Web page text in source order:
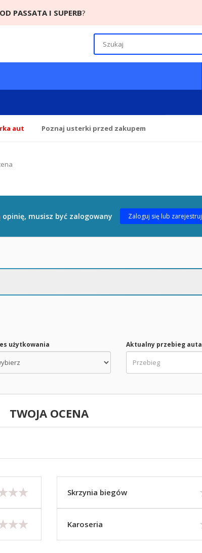
PASSATA I SUPERB?
aut Poznaj usterki przed zakupem
musisz być zalogowany Zaloguj się lub zarejestruj
użytkowania Aktualny przebieg auta
TWOJA OCENA
Skrzynia biegów
Karoseria